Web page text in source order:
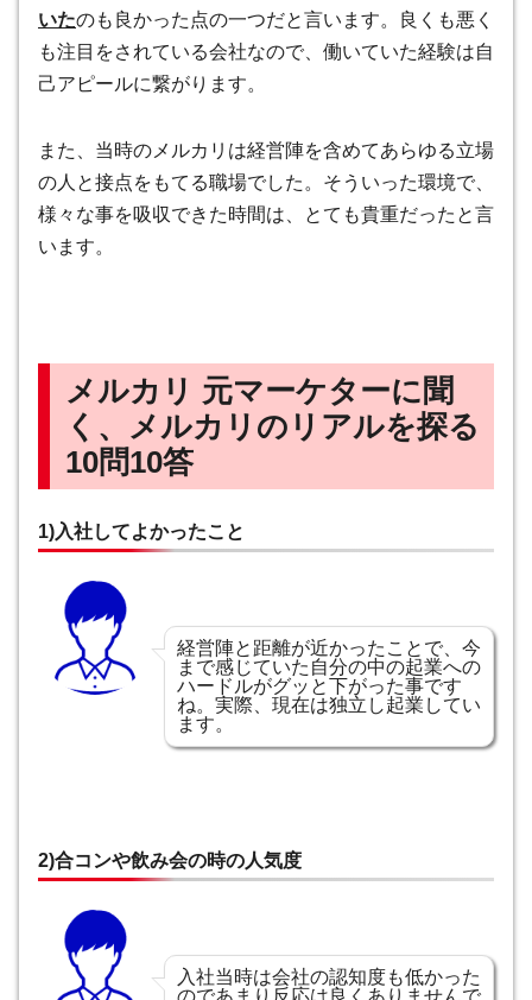
いたのも良かった点の一つだと言います。良くも悪く
も注目をされている会社なので、働いていた経験は自
己アピールに繋がります。
また、当時のメルカリは経営陣を含めてあらゆる立場
の人と接点をもてる職場でした。そういった環境で、
様々な事を吸収できた時間は、とても貴重だったと言
います。
メルカリ 元マーケターに聞
く、メルカリのリアルを探る
10問10答
1)入社してよかったこと
経営陣と距離が近かったことで、今
まで感じていた自分の中の起業への
ハードルがグッと下がった事です
ね。実際、現在は独立し起業してい
ます。
2)合コンや飲み会の時の人気度
入社当時は会社の認知度も低かった